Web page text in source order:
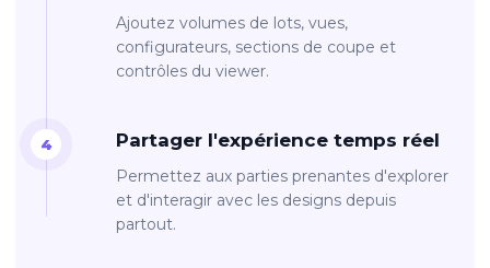
Ajoutez volumes de lots, vues,
configurateurs, sections de coupe et
contrôles du viewer.
Partager l'expérience temps réel
Permettez aux parties prenantes d'explorer
et d'interagir avec les designs depuis
partout.